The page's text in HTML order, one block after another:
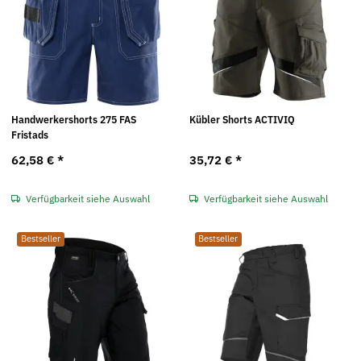
Handwerkershorts 275 FAS
Fristads
62,58 € *
Verfügbarkeit siehe Auswahl
Kübler Shorts ACTIVIQ
35,72 € *
Verfügbarkeit siehe Auswahl
Bestseller Bestseller